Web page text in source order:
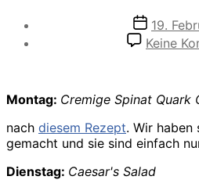
19.
Keine
Montag: Cremige Spinat Quark
nach diesem Rezept. Wir haben
gemacht und sie sind einfach
Dienstag: Caesar's Salad